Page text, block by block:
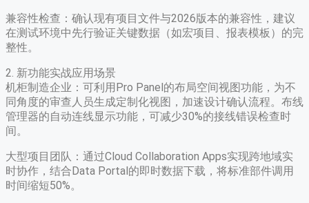
​兼容性检查​：确认现有项目文件与2026版本的兼容性，建议
在测试环境中先行验证关键数据（如宏项目、报表模板）的完
整性。
2. 新功能实战应用场景
​机柜制造企业​：可利用Pro Panel的布局空间视图功能，为不
同角度的审查人员生成定制化视图，加速设计确认流程。布线
管理器的自动连线显示功能，可减少30%的接线错误检查时
间。
​大型项目团队​：通过Cloud Collaboration Apps实现跨地域实
时协作，结合Data Portal的即时数据下载，将标准部件调用
时间缩短50%。